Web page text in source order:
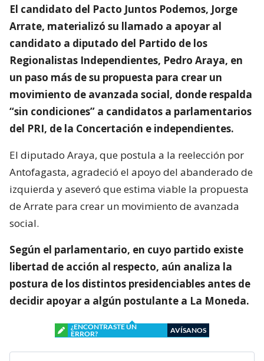
El candidato del Pacto Juntos Podemos, Jorge
Arrate, materializó su llamado a apoyar al
candidato a diputado del Partido de los
Regionalistas Independientes, Pedro Araya, en
un paso más de su propuesta para crear un
movimiento de avanzada social, donde respalda
“sin condiciones” a candidatos a parlamentarios
del PRI, de la Concertación e independientes.
El diputado Araya, que postula a la reelección por
Antofagasta, agradeció el apoyo del abanderado de
izquierda y aseveró que estima viable la propuesta
de Arrate para crear un movimiento de avanzada
social.
Según el parlamentario, en cuyo partido existe
libertad de acción al respecto, aún analiza la
postura de los distintos presidenciables antes de
decidir apoyar a algún postulante a La Moneda.
¿ENCONTRASTE UN
ERROR?
AVÍSANOS